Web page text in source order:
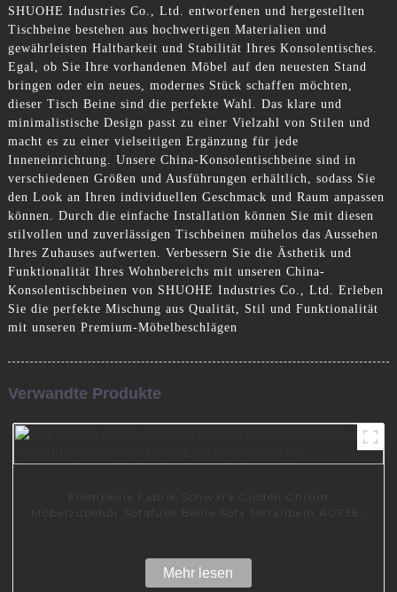
SHUOHE Industries Co., Ltd. entworfenen und hergestellten
Tischbeine bestehen aus hochwertigen Materialien und
gewährleisten Haltbarkeit und Stabilität Ihres Konsolentisches.
Egal, ob Sie Ihre vorhandenen Möbel auf den neuesten Stand
bringen oder ein neues, modernes Stück schaffen möchten,
dieser Tisch Beine sind die perfekte Wahl. Das klare und
minimalistische Design passt zu einer Vielzahl von Stilen und
macht es zu einer vielseitigen Ergänzung für jede
Inneneinrichtung. Unsere China-Konsolentischbeine sind in
verschiedenen Größen und Ausführungen erhältlich, sodass Sie
den Look an Ihren individuellen Geschmack und Raum anpassen
können. Durch die einfache Installation können Sie mit diesen
stilvollen und zuverlässigen Tischbeinen mühelos das Aussehen
Ihres Zuhauses aufwerten. Verbessern Sie die Ästhetik und
Funktionalität Ihres Wohnbereichs mit unseren China-
Konsolentischbeinen von SHUOHE Industries Co., Ltd. Erleben
Sie die perfekte Mischung aus Qualität, Stil und Funktionalität
mit unseren Premium-Möbelbeschlägen
Verwandte Produkte
Eisenbeine Fabrik Schwarz Golden Chrom
Möbelzubehör Sofafüße Beine Sofa Metallbein A0738-
Mehr lesen